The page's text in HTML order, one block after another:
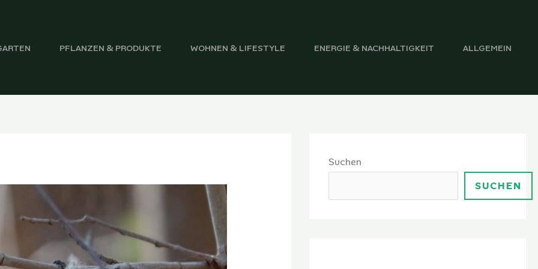
PFLANZEN & PRODUKTE WOHNEN & LIFESTYLE ENERGIE & NACHHALTIGKEIT ALLGEMEIN
Suchen
SUCHEN